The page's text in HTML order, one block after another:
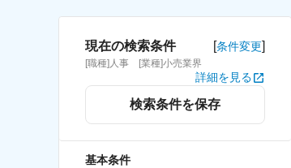
求人特集から探す
現在の検索条件 [条件変更]
[職種]人事 [業種]小売業界
詳細を見る
検索条件を保存
基本条件